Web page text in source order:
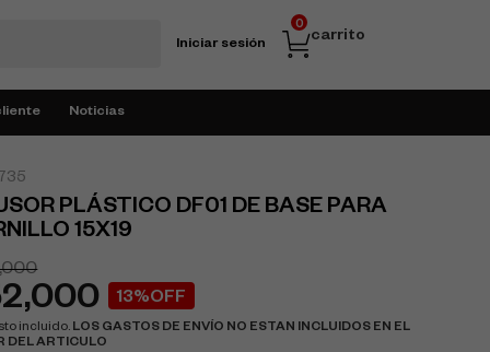
Iniciar sesión carrito
0
Noticias
PLÁSTICO DF01 DE BASE PARA
15X19
13%OFF
incluido. LOS GASTOS DE ENVÍO NO ESTAN INCLUIDOS EN EL
DEL ARTICULO